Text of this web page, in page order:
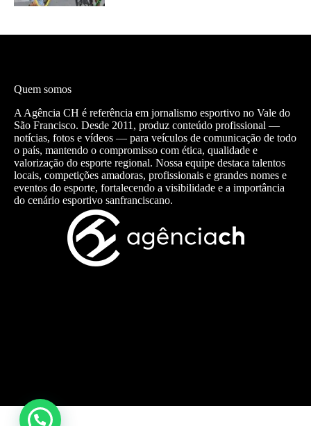
Quem somos
A Agência CH é referência em jornalismo esportivo no Vale do
São Francisco. Desde 2011, produz conteúdo profissional —
notícias, fotos e vídeos — para veículos de comunicação de todo
o país, mantendo o compromisso com ética, qualidade e
valorização do esporte regional. Nossa equipe destaca talentos
locais, competições amadoras, profissionais e grandes nomes e
eventos do esporte, fortalecendo a visibilidade e a importância
do cenário esportivo sanfranciscano.